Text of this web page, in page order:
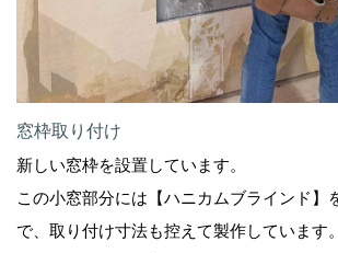
窓枠取り付け
新しい窓枠を設置しています。
この小窓部分には【ハニカムブラインド】
で、取り付け寸法も控えて製作しています。